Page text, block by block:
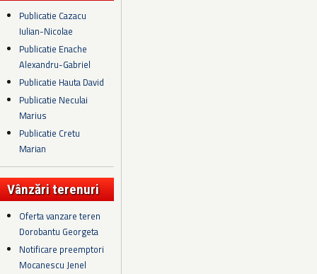
Publicatie Cazacu
Iulian-Nicolae
Publicatie Enache
Alexandru-Gabriel
Publicatie Hauta David
Publicatie Neculai
Marius
Publicatie Cretu
Marian
Vânzări terenuri
Oferta vanzare teren
Dorobantu Georgeta
Notificare preemptori
Mocanescu Jenel